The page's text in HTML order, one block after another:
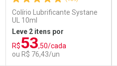
Colírio Lubrificante Systane
UL 10ml
Leve 2 itens por
R$53,50/cada
ou R$ 76,43/un